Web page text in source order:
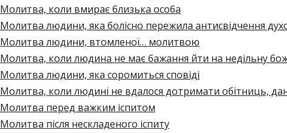
Молитва, коли вмирає близька особа
Молитва людини, яка болісно пережила антисвідчення
Молитва людини, втомленої… молитвою
Молитва, коли людина не має бажання йти на недільну
Молитва людини, яка соромиться сповіді
Молитва, коли людині не вдалося дотримати обітниць,
Молитва перед важким іспитом
Молитва після нескладеного іспиту